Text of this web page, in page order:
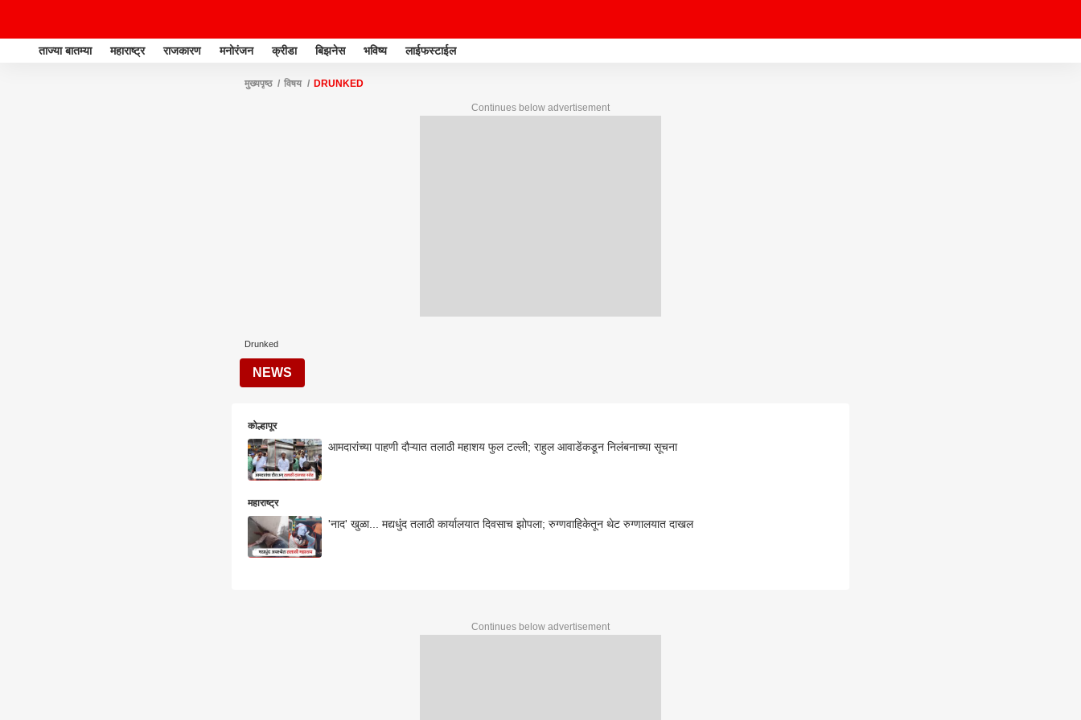
ताज्या बातम्या महाराष्ट्र राजकारण मनोरंजन क्रीडा बिझनेस भविष्य लाईफस्टाईल
मुख्यपृष्ठ विषय DRUNKED
Continues below advertisement
Drunked
NEWS
कोल्हापूर
आमदारांच्या पाहणी दौऱ्यात तलाठी महाशय फुल टल्ली; राहुल आवाडेंकडून निलंबनाच्या सूचना
महाराष्ट्र
'नाद' खुळा... मद्यधुंद तलाठी कार्यालयात दिवसाच झोपला; रुग्णवाहिकेतून थेट रुग्णालयात दाखल
Continues below advertisement